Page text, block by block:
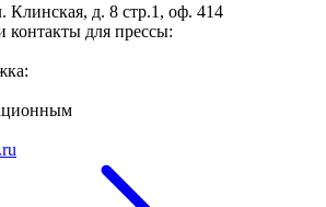
Клинская, д. 8 стр.1, оф. 414
контакты для прессы: